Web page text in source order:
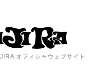
オフィシャウェブサイト